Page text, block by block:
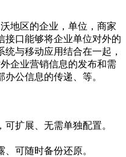
地区的企业，单位，商家
接口能够将企业单位对外的
与移动应用结合在一起，
企业营销信息的发布和需
公信息的传递、等。
扩展、无需单独配置。
可随时备份还原。